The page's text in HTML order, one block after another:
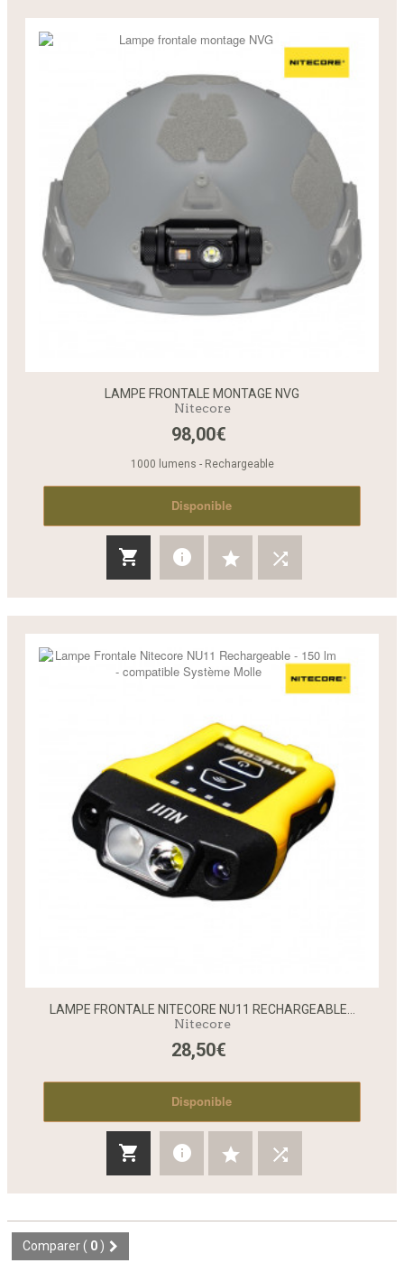
LAMPE FRONTALE MONTAGE NVG
Nitecore
98,00€
1000 lumens - Rechargeable
Disponible
LAMPE FRONTALE NITECORE NU11 RECHARGEABLE...
Nitecore
28,50€
Disponible
Comparer ( 0 )